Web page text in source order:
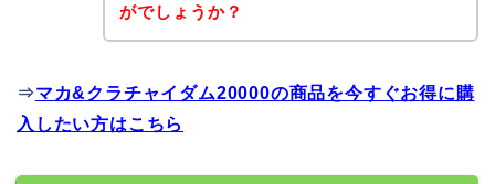
がでしょうか？
⇒マカ&クラチャイダム20000の商品を今すぐお得に購
入したい方はこちら